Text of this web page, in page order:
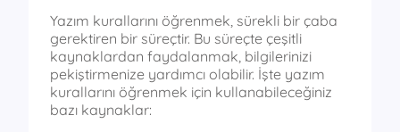
Yazım kurallarını öğrenmek, sürekli bir çaba
gerektiren bir süreçtir. Bu süreçte çeşitli
kaynaklardan faydalanmak, bilgilerinizi
pekiştirmenize yardımcı olabilir. İşte yazım
kurallarını öğrenmek için kullanabileceğiniz
bazı kaynaklar: